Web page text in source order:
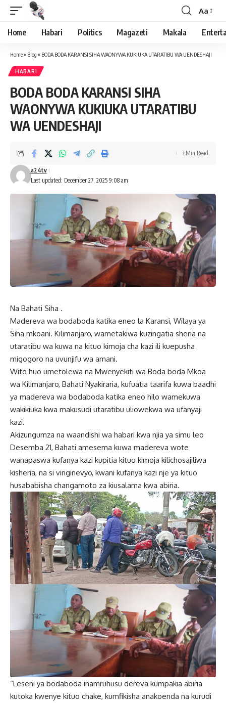
Font
Resizer
Aa
Home Habari Politics Magazeti Makala
Home» Blog » BODA BODA KARANSI SIHA WAONYWA KUKIUKA UTARATIBU WA UENDESHAJI
HABARI
BODA BODA KARANSI SIHA
WAONYWA KUKIUKA UTARATIBU
WA UENDESHAJI
Last updated: December 27, 2025 9:08 am
a24tv
3 Min Read
Na Bahati Siha .
Madereva wa bodaboda katika eneo la Karansi, Wilaya ya
Siha mkoani. Kilimanjaro, wametakiwa kuzingatia sheria na
utaratibu wa kuwa na kituo kimoja cha kazi ili kuepusha
migogoro na uvunjifu wa amani.
Wito huo umetolewa na Mwenyekiti wa Boda boda Mkoa
wa Kilimanjaro, Bahati Nyakiraria, kufuatia taarifa kuwa baadhi
ya madereva wa bodaboda katika eneo hilo wamekuwa
wakikiuka kwa makusudi utaratibu uliowekwa wa ufanyaji
kazi.
Akizungumza na waandishi wa habari kwa njia ya simu leo
Desemba 21, Bahati amesema kuwa madereva wote
wanapaswa kufanya kazi kupitia kituo kimoja kilichosajiliwa
kisheria, na si vinginevyo, kwani kufanya kazi nje ya kituo
husababisha changamoto za kiusalama kwa abiria.
“Leseni ya bodaboda inamruhusu dereva kumpakia abiria
kutoka kwenye kituo chake, kumfikisha anakoenda na kurudi